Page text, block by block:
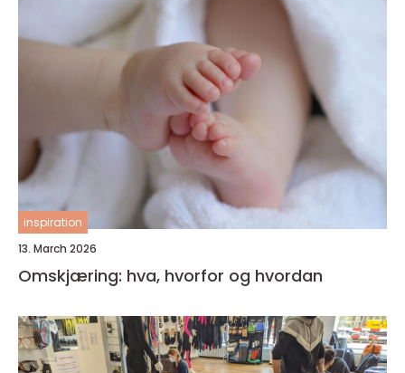
inspiration
13. March 2026
Omskjæring: hva, hvorfor og hvordan